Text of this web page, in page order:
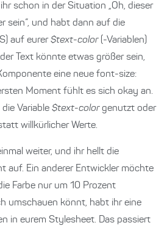
schon in der Situation „Oh, dieser
sein“, und habt dann auf die
auf eurer$text-color(-Variablen)
Text könnte etwas größer sein,
eine neue font-size:
Moment fühlt es sich okay an.
Variable $text-colorgenutzt oder
willkürlicher Werte.
weiter, und ihr hellt die
auf. Ein anderer Entwickler möchte
Farbe nur um 10 Prozent
umschauen könnt, habt ihr eine
in eurem Stylesheet. Das passiert